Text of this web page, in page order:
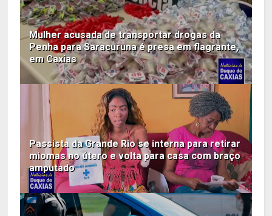
Mulher acusada de transportar drogas da
Penha para Saracuruna é presa em flagrante,
em Caxias
Passista da Grande Rio se interna para retirar
miomas no útero e volta para casa com braço
amputado